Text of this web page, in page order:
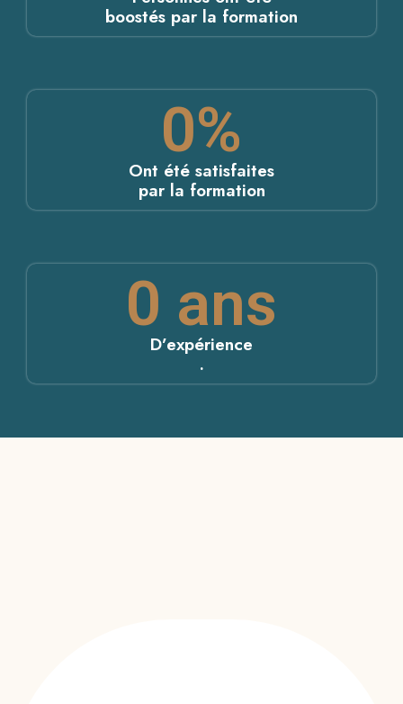
boostés par la formation
0%
Ont été satisfaites
par la formation
0 ans
D’expérience
.